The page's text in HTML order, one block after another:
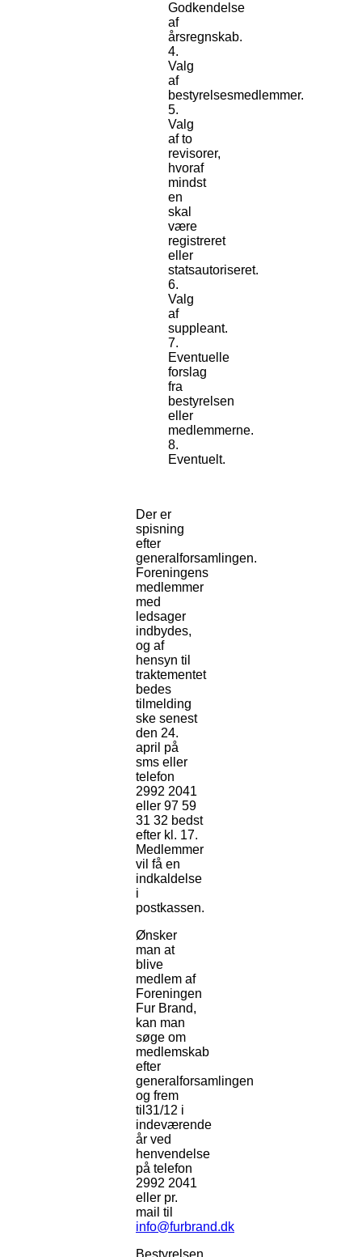
Godkendelse
af
årsregnskab.
Valg
af
bestyrelsesmedlemmer.
Valg
af to
revisorer,
hvoraf
mindst
en
skal
være
registreret
eller
statsautoriseret.
Valg
af
suppleant.
Eventuelle
forslag
fra
bestyrelsen
eller
medlemmerne.
Eventuelt.
Der er
spisning
efter
generalforsamlingen.
Foreningens
medlemmer
med
ledsager
indbydes,
og af
hensyn til
traktementet
bedes
tilmelding
ske senest
den 24.
april på
sms eller
telefon
2992 2041
eller 97 59
31 32 bedst
efter kl. 17.
Medlemmer
vil få en
indkaldelse
i
postkassen.
Ønsker
man at
blive
medlem af
Foreningen
Fur Brand,
kan man
søge om
medlemskab
efter
generalforsamlingen
og frem
til31/12 i
indeværende
år ved
henvendelse
på telefon
2992 2041
eller pr.
mail til
info@furbrand.dk
Bestyrelsen